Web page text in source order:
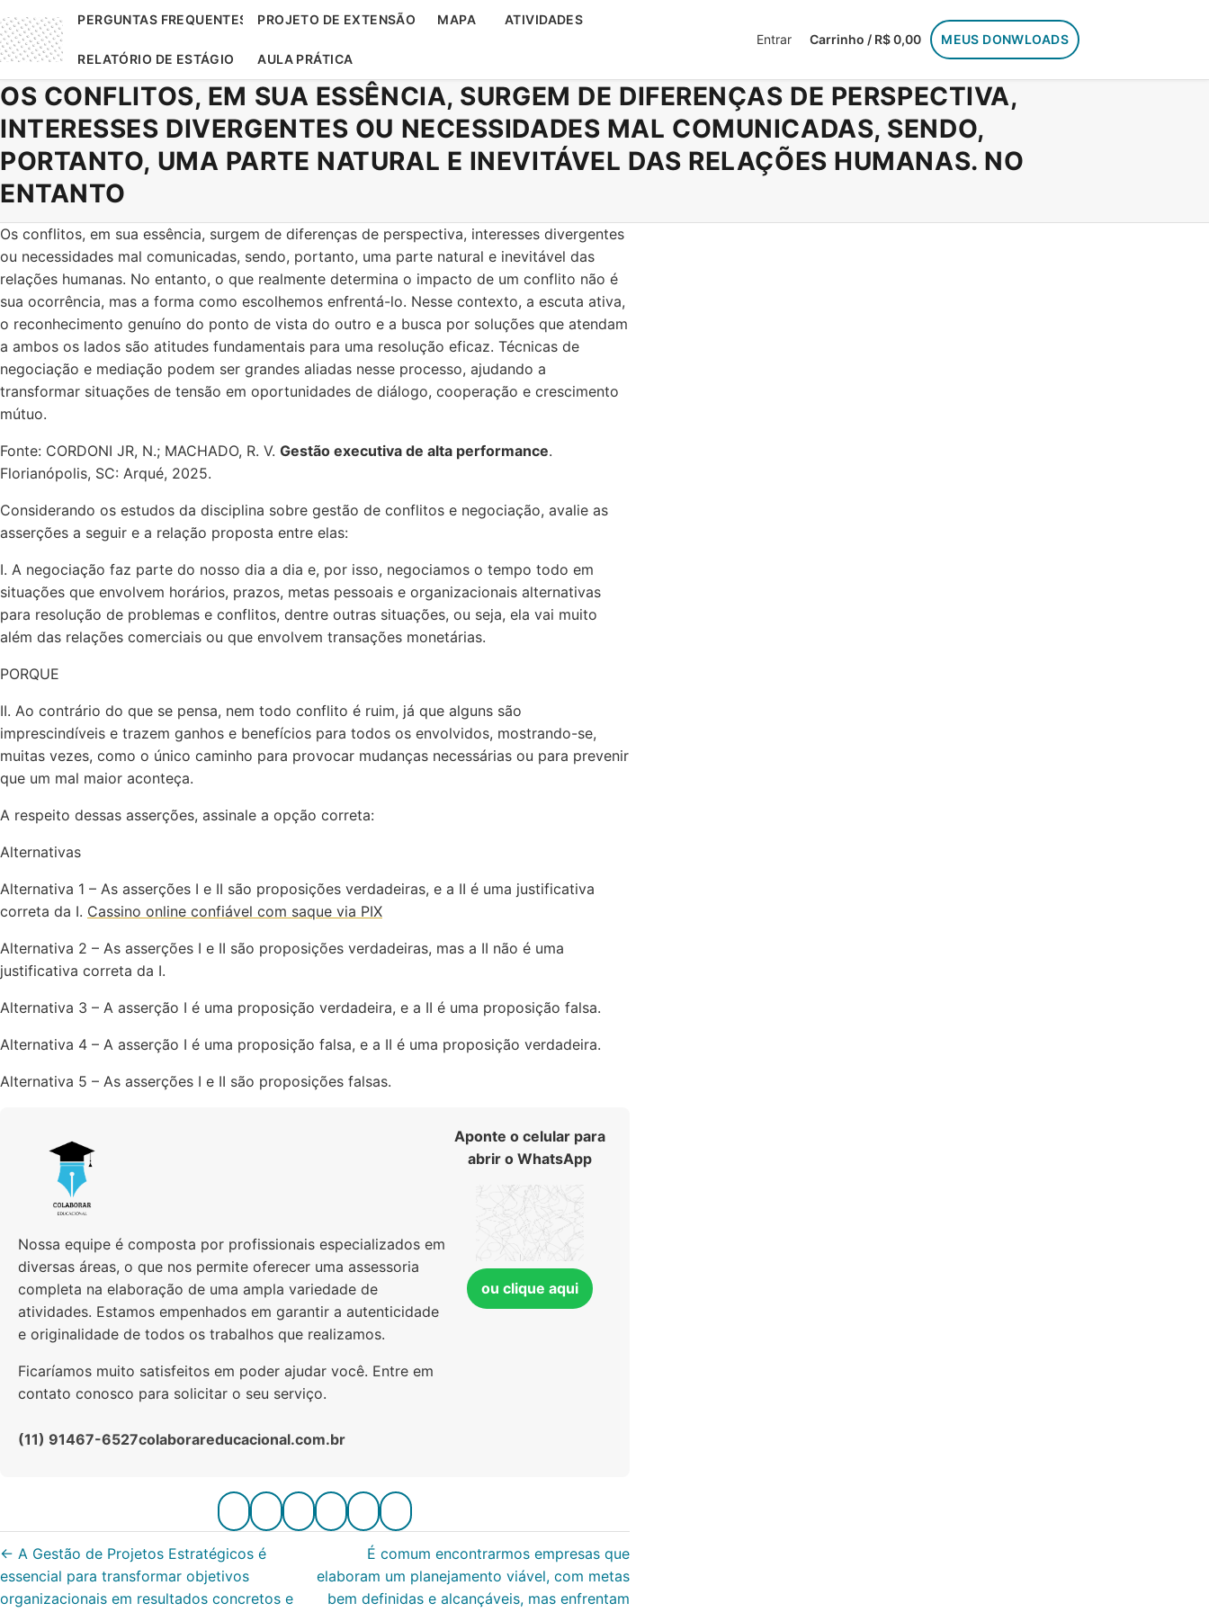
PERGUNTAS FREQUENTES PROJETO DE EXTENSÃO MAPA ATIVIDADES
RELATÓRIO DE ESTÁGIO AULA PRÁTICA
Entrar Carrinho / R$ 0,00 MEUS DONWLOADS
OS CONFLITOS, EM SUA ESSÊNCIA, SURGEM DE DIFERENÇAS DE PERSPECTIVA,
INTERESSES DIVERGENTES OU NECESSIDADES MAL COMUNICADAS, SENDO,
PORTANTO, UMA PARTE NATURAL E INEVITÁVEL DAS RELAÇÕES HUMANAS. NO
ENTANTO
Os conflitos, em sua essência, surgem de diferenças de perspectiva, interesses divergentes
ou necessidades mal comunicadas, sendo, portanto, uma parte natural e inevitável das
relações humanas. No entanto, o que realmente determina o impacto de um conflito não é
sua ocorrência, mas a forma como escolhemos enfrentá-lo. Nesse contexto, a escuta ativa,
o reconhecimento genuíno do ponto de vista do outro e a busca por soluções que atendam
a ambos os lados são atitudes fundamentais para uma resolução eficaz. Técnicas de
negociação e mediação podem ser grandes aliadas nesse processo, ajudando a
transformar situações de tensão em oportunidades de diálogo, cooperação e crescimento
mútuo.
Fonte: CORDONI JR, N.; MACHADO, R. V. Gestão executiva de alta performance.
Florianópolis, SC: Arqué, 2025.
Considerando os estudos da disciplina sobre gestão de conflitos e negociação, avalie as
asserções a seguir e a relação proposta entre elas:
I. A negociação faz parte do nosso dia a dia e, por isso, negociamos o tempo todo em
situações que envolvem horários, prazos, metas pessoais e organizacionais alternativas
para resolução de problemas e conflitos, dentre outras situações, ou seja, ela vai muito
além das relações comerciais ou que envolvem transações monetárias.
PORQUE
II. Ao contrário do que se pensa, nem todo conflito é ruim, já que alguns são
imprescindíveis e trazem ganhos e benefícios para todos os envolvidos, mostrando-se,
muitas vezes, como o único caminho para provocar mudanças necessárias ou para prevenir
que um mal maior aconteça.
A respeito dessas asserções, assinale a opção correta:
Alternativas
Alternativa 1 – As asserções I e II são proposições verdadeiras, e a II é uma justificativa
correta da I. Cassino online confiável com saque via PIX
Alternativa 2 – As asserções I e II são proposições verdadeiras, mas a II não é uma
justificativa correta da I.
Alternativa 3 – A asserção I é uma proposição verdadeira, e a II é uma proposição falsa.
Alternativa 4 – A asserção I é uma proposição falsa, e a II é uma proposição verdadeira.
Alternativa 5 – As asserções I e II são proposições falsas.
Nossa equipe é composta por profissionais especializados em
diversas áreas, o que nos permite oferecer uma assessoria
completa na elaboração de uma ampla variedade de
atividades. Estamos empenhados em garantir a autenticidade
e originalidade de todos os trabalhos que realizamos.
Ficaríamos muito satisfeitos em poder ajudar você. Entre em
contato conosco para solicitar o seu serviço.
(11) 91467-6527colaborareducacional.com.br
Aponte o celular para
abrir o WhatsApp
ou clique aqui
← A Gestão de Projetos Estratégicos é
essencial para transformar objetivos
organizacionais em resultados concretos e
É comum encontrarmos empresas que
elaboram um planejamento viável, com metas
bem definidas e alcançáveis, mas enfrentam